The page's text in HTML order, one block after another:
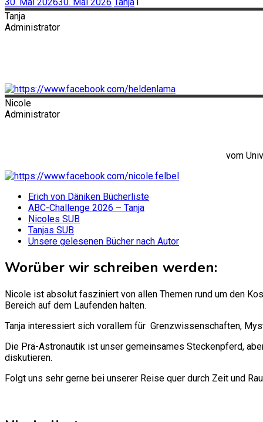
Tanja
Administrator
Nicole
Administrator
vom
Erich von Däniken Bücherliste
ABC-Challenge 2026 – Tanja
Nicoles SUB
Tanjas SUB
Unsere gelesenen Bücher nach Autor
Worüber wir schreiben werden:
Nicole ist absolut fasziniert von allen Themen rund um den
Bereich auf dem Laufenden halten.
Tanja interessiert sich vorallem für Grenzwissenschaften,
Die Prä-Astronautik ist unser gemeinsames Steckenpferd,
diskutieren.
Folgt uns sehr gerne bei unserer Reise quer durch Zeit und